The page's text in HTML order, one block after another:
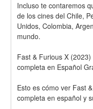
Incluso te contaremos
de los cines del Chile,
Unidos, Colombia,
mundo.
Fast & Furious X
completa en Español
Esto es cómo ver Fast
completa en español y